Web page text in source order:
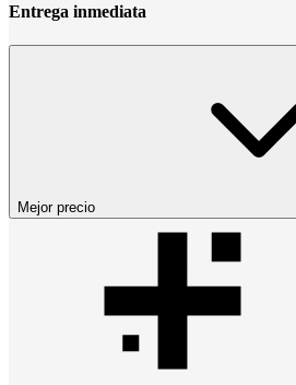
Entrega inmediata
Mejor precio